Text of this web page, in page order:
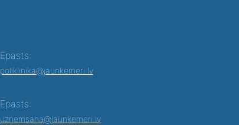
Epasts:
poliklinika@jaunkemeri.lv
Epasts:
uznemsana@jaunkemeri.lv